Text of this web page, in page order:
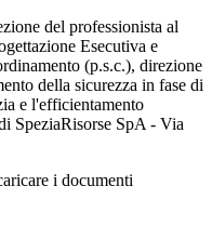
del professionista al
Esecutiva e
(p.s.c.), direzione
della sicurezza in fase di
e l'efficientamento
SpeziaRisorse SpA - Via
i documenti